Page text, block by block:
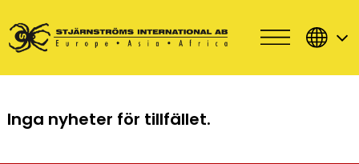
Inga nyheter för tillfället.